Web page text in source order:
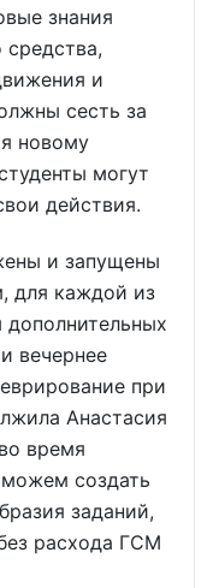
знания
средства,
и
сесть за
новому
могут
действия.
и запущены
для каждой из
вечернее
при
Анастасия
время
создать
заданий,
расхода ГСМ